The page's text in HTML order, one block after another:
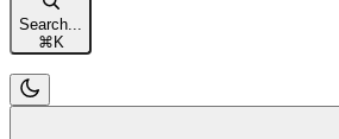
Search...
⌘ K